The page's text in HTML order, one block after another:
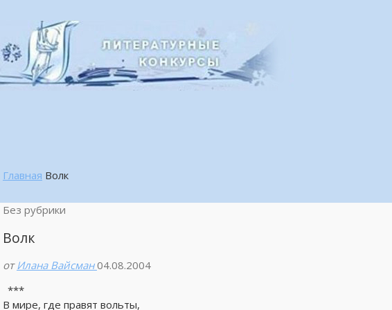
Главная Волк
Без рубрики
Волк
от Илана Вайсман 04.08.2004
***
В мире, где правят вольты,